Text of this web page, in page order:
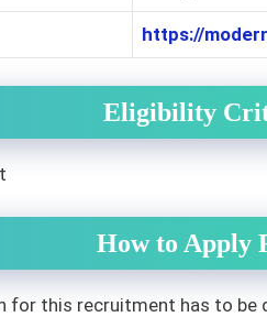
https://
Eligibility
How to Apply
for this recruitment has to be